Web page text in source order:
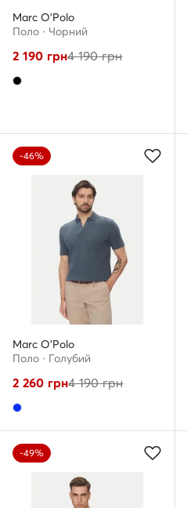
Marc O'Polo
Поло · Чорний
2 190 грн4 190грн
-46%
Marc O'Polo
Поло · Голубий
2 260 грн4 190грн
-49%